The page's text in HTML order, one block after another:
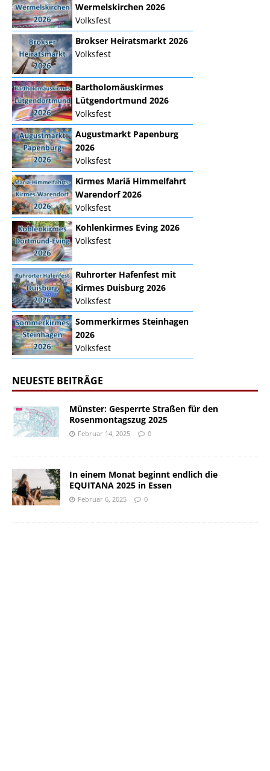
Wermelskirchen 2026
Volksfest
Brokser Heiratsmarkt 2026
Volksfest
Bartholomäuskirmes
Lütgendortmund 2026
Volksfest
Augustmarkt Papenburg
2026
Volksfest
Kirmes Mariä Himmelfahrt
Warendorf 2026
Volksfest
Kohlenkirmes Eving 2026
Volksfest
Ruhrorter Hafenfest mit
Kirmes Duisburg 2026
Volksfest
Sommerkirmes Steinhagen
2026
Volksfest
NEUESTE BEITRÄGE
Münster: Gesperrte Straßen für den
Rosenmontagszug 2025
Februar 14, 2025 0
In einem Monat beginnt endlich die
EQUITANA 2025 in Essen
Februar 6, 2025 0